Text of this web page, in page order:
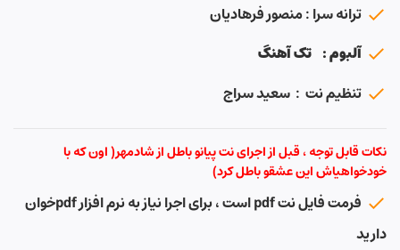
ترانه سرا : منصور فرهادیان
آلبوم : تک آهنگ
تنظیم نت : سعید سراج
نکات قابل توجه ، قبل از اجرای نت پیانو باطل از شادمهر( اون که با
خودخواهیاش این عشقو باطل کرد)
فرمت فایل نت pdf است ، برای اجرا نیاز به نرم افزار pdfخوان
دارید